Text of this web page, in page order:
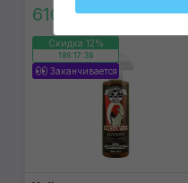
610 ₴
Скидка 12%
186:17:38
Заканчивается